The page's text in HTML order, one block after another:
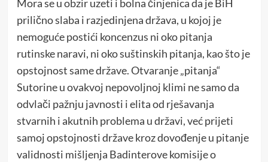
Mora se u obzir uzeti i bolna činjenica da je BiH
prilično slaba i razjedinjena država, u kojoj je
nemoguće postići koncenzus ni oko pitanja
rutinske naravi, ni oko suštinskih pitanja, kao što je
opstojnost same države. Otvaranje „pitanja“
Sutorine u ovakvoj nepovoljnoj klimi ne samo da
odvlači pažnju javnosti i elita od rješavanja
stvarnih i akutnih problema u državi, već prijeti
samoj opstojnosti države kroz dovođenje u pitanje
validnosti mišljenja Badinterove komisije o